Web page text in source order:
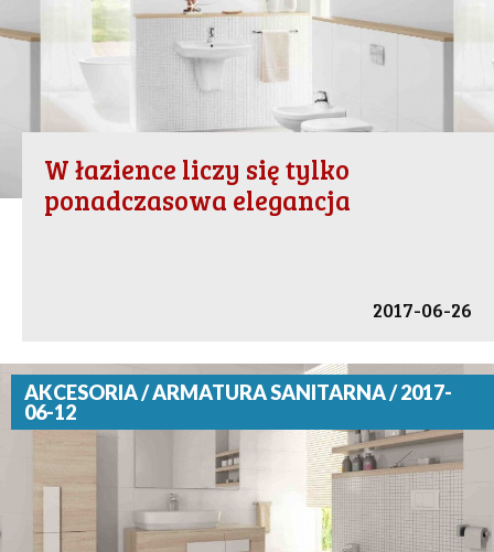
W łazience liczy się tylko
ponadczasowa elegancja
2017-06-26
AKCESORIA / ARMATURA SANITARNA / 2017-
06-12